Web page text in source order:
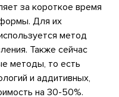
за короткое время
Для их
метод
Также сейчас
методы, то есть
и аддитивных,
на 30-50%.